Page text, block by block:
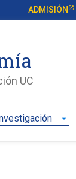
ADMISIÓN
UC
arrow_drop_down